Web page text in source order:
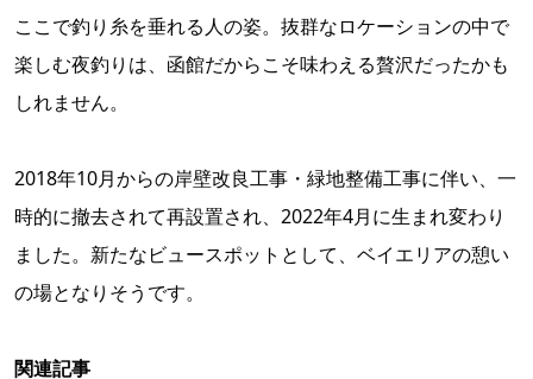
ここで釣り糸を垂れる人の姿。抜群なロケーションの中で
楽しむ夜釣りは、函館だからこそ味わえる贅沢だったかも
しれません。
2018年10月からの岸壁改良工事・緑地整備工事に伴い、一
時的に撤去されて再設置され、2022年4月に生まれ変わり
ました。新たなビュースポットとして、ベイエリアの憩い
の場となりそうです。
関連記事